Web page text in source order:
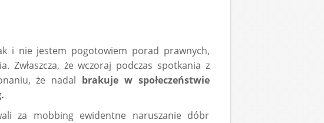
i nie jestem pogotowiem porad prawnych,
Zwłaszcza, że wczoraj podczas spotkania z
że nadal brakuje w społeczeństwie
za mobbing ewidentne naruszanie dóbr